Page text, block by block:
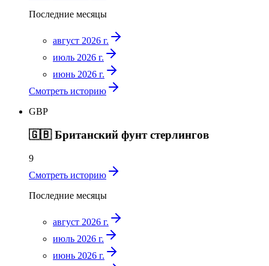
Последние месяцы
август 2026 г.
июль 2026 г.
июнь 2026 г.
Смотреть историю
GBP
🇬🇧 Британский фунт стерлингов
9
Смотреть историю
Последние месяцы
август 2026 г.
июль 2026 г.
июнь 2026 г.